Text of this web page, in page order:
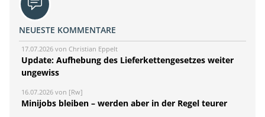
NEUESTE KOMMENTARE
17.07.2026 von Christian Eppelt
Update: Aufhebung des Lieferkettengesetzes weiter
ungewiss
16.07.2026 von [Rw]
Minijobs bleiben – werden aber in der Regel teurer